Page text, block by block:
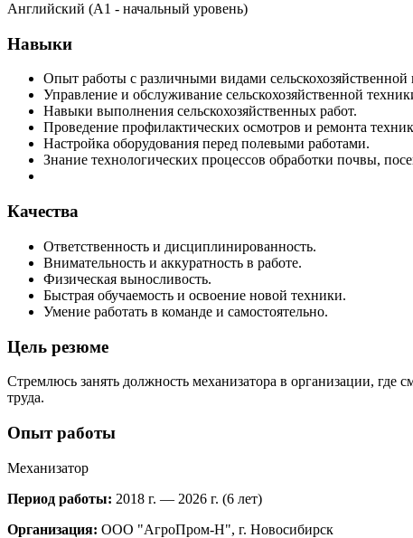
Английский (А1 - начальный уровень)
Навыки
Опыт работы с различными видами сельскохозяйственной
Управление и обслуживание сельскохозяйственной
Навыки выполнения сельскохозяйственных работ.
Проведение профилактических осмотров и ремонта
Настройка оборудования перед полевыми работами.
Знание технологических процессов обработки почвы,
Качества
Ответственность и дисциплинированность.
Внимательность и аккуратность в работе.
Физическая выносливость.
Быстрая обучаемость и освоение новой техники.
Умение работать в команде и самостоятельно.
Цель резюме
Стремлюсь занять должность механизатора в организации, где
труда.
Опыт работы
Механизатор
Период работы: 2018 г. — 2026 г. (6 лет)
Организация: ООО "АгроПром-Н", г. Новосибирск